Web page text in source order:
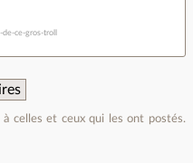
ce-gros-troll
celles et ceux qui les ont postés.